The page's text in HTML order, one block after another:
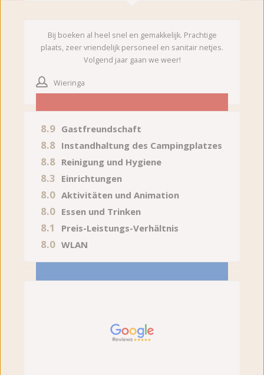
Bij boeken al heel snel en gemakkelijk. Prachtige
plaats, zeer vriendelijk personeel en sanitair netjes.
Volgend jaar gaan we weer!
Wieringa
Gastfreundschaft
8.9
Instandhaltung des Campingplatzes
8.8
Reinigung und Hygiene
8.8
Einrichtungen
8.3
Aktivitäten und Animation
8.0
Essen und Trinken
8.0
Preis-Leistungs-Verhältnis
8.1
WLAN
8.0